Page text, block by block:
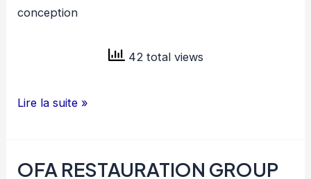
conception
42 total views
BMCG
H/F
Lire la suite »
OFA RESTAURATION GROUP